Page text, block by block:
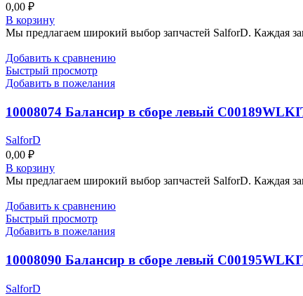
0,00 ₽
В корзину
Мы предлагаем широкий выбор запчастей SalforD. Каждая
Добавить к сравнению
Быстрый просмотр
Добавить в пожелания
10008074 Балансир в сборе левый
SalforD
0,00 ₽
В корзину
Мы предлагаем широкий выбор запчастей SalforD. Каждая
Добавить к сравнению
Быстрый просмотр
Добавить в пожелания
10008090 Балансир в сборе левый
SalforD